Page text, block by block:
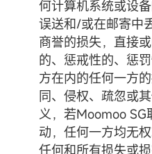
何计算机系统或设
误送和/或在邮寄中
商誉的损失，直接
的、惩戒性的、惩
方在内的任何一方
同、侵权、疏忽或
义，若Moomoo
动，任何一方均无
任何和所有损失或